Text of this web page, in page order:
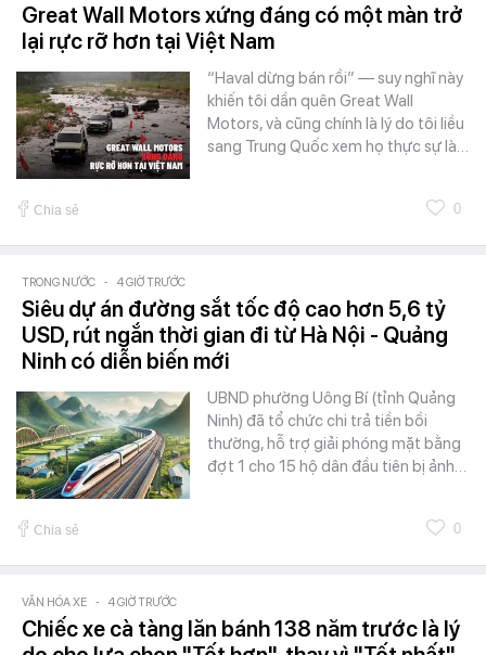
Great Wall Motors xứng đáng có một màn trở
lại rực rỡ hơn tại Việt Nam
“Haval dừng bán rồi” — suy nghĩ này
khiến tôi dần quên Great Wall
Motors, và cũng chính là lý do tôi liều
sang Trung Quốc xem họ thực sự là…
Chia sẻ 0
TRONG NƯỚC - 4 GIỜ TRƯỚC
Siêu dự án đường sắt tốc độ cao hơn 5,6 tỷ
USD, rút ngắn thời gian đi từ Hà Nội - Quảng
Ninh có diễn biến mới
UBND phường Uông Bí (tỉnh Quảng
Ninh) đã tổ chức chi trả tiền bồi
thường, hỗ trợ giải phóng mặt bằng
đợt 1 cho 15 hộ dân đầu tiên bị ảnh…
Chia sẻ 0
VĂN HÓA XE - 4 GIỜ TRƯỚC
Chiếc xe cà tàng lăn bánh 138 năm trước là lý